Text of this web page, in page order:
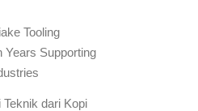
Tooling
Years Supporting
dari Kopi